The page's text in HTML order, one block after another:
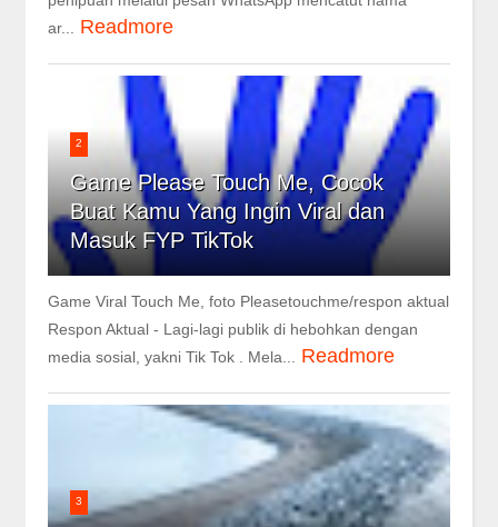
ar... Readmore
2
Game Please Touch Me, Cocok
Buat Kamu Yang Ingin Viral dan
Masuk FYP TikTok
Game Viral Touch Me, foto Pleasetouchme/respon aktual
Respon Aktual - Lagi-lagi publik di hebohkan dengan
media sosial, yakni Tik Tok . Mela... Readmore
3